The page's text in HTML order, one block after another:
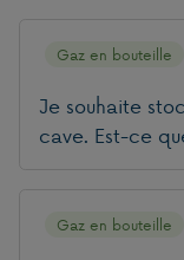
Je souhaite
cave. Est-ce
Gaz en bouteille
Gaz en bouteille